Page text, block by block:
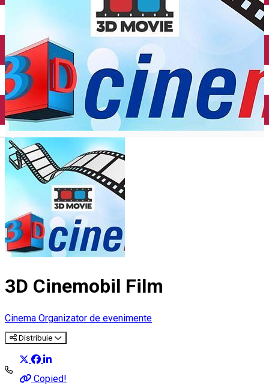
English
Închirieri auto
Închirieri biciclete
Încărcare vehicule electrice
3D Cinemobil Film
Cinema Organizator de evenimente
Distribuie
Copied!